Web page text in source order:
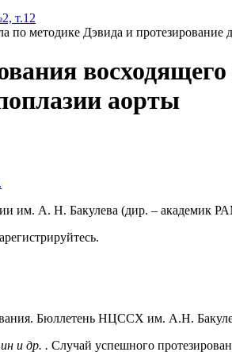
т.12
по методике Дэвида и протезирование
аорты
им. А. Н. Бакулева (дир. –
Бюллетень НЦССХ им. А.Н.
и др. . Случай успешного